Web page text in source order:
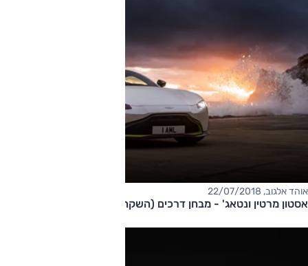
אוהד אלגוב, 22/07/2018
אסטון מרטין ונטאג' - מבחן דרכים (השקה)